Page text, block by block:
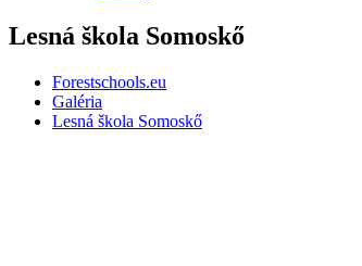
Lesná škola Somoskő
Forestschools.eu
Galéria
Lesná škola Somoskő